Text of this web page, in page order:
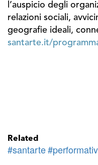
l’auspicio degli
relazioni sociali,
geografie ideali,
santarte.it/
Related
#santarte